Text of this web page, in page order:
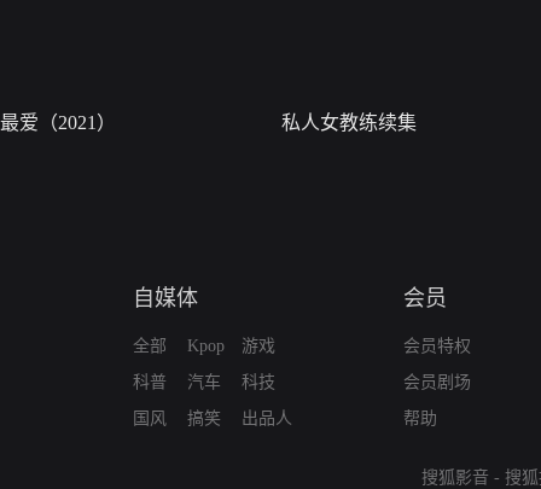
最爱（2021） 私人女教练续集
自媒体
全部
科普
国风
Kpop
汽车
搞笑
游戏
科技
出品人
会员
会员特权
会员剧场
帮助
搜狐影音 - 搜